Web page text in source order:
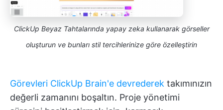
ClickUp Beyaz Tahtalarında yapay zeka kullanarak görseller
oluşturun ve bunları stil tercihlerinize göre özelleştirin
Görevleri ClickUp Brain'e devrederek takımınızın
değerli zamanını boşaltın. Proje yönetimi